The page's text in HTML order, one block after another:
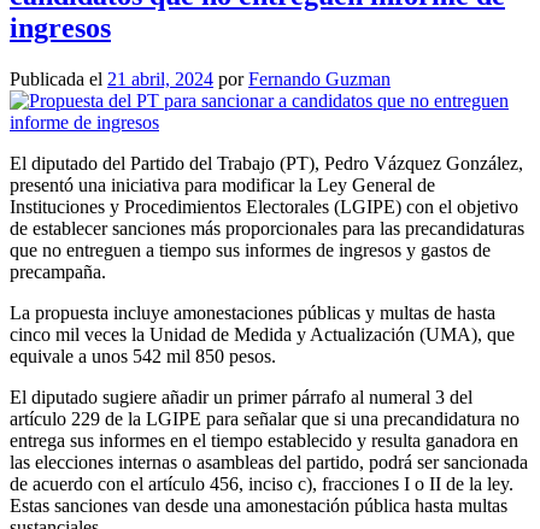
ingresos
Publicada el 21 abril, 2024 porFernando Guzman
El diputado del Partido del Trabajo (PT), Pedro Vázquez González,
presentó una iniciativa para modificar la Ley General de
Instituciones y Procedimientos Electorales (LGIPE) con el objetivo
de establecer sanciones más proporcionales para las precandidaturas
que no entreguen a tiempo sus informes de ingresos y gastos de
precampaña.
La propuesta incluye amonestaciones públicas y multas de hasta
cinco mil veces la Unidad de Medida y Actualización (UMA), que
equivale a unos 542 mil 850 pesos.
El diputado sugiere añadir un primer párrafo al numeral 3 del
artículo 229 de la LGIPE para señalar que si una precandidatura no
entrega sus informes en el tiempo establecido y resulta ganadora en
las elecciones internas o asambleas del partido, podrá ser sancionada
de acuerdo con el artículo 456, inciso c), fracciones I o II de la ley.
Estas sanciones van desde una amonestación pública hasta multas